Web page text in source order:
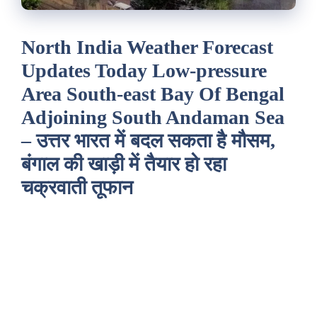
North India Weather Forecast
Updates Today Low-pressure
Area South-east Bay Of Bengal
Adjoining South Andaman Sea
– उत्तर भारत में बदल सकता है मौसम,
बंगाल की खाड़ी में तैयार हो रहा
चक्रवाती तूफान